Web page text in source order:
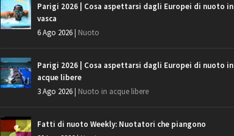
Parigi 2026 | Cosa aspettarsi dagli Europei di nuoto in
vasca
6 Ago 2026| Nuoto
Parigi 2026 | Cosa aspettarsi dagli Europei di nuoto in
acque libere
3 Ago 2026| Nuoto in acque libere
Fatti di nuoto Weekly: Nuotatori che piangono